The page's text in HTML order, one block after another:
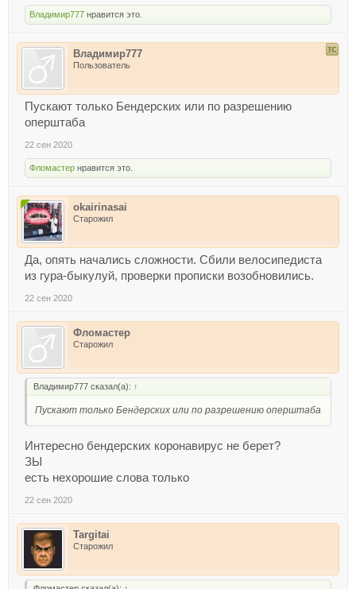
Владимир777 нравится это.
Владимир777
Пользователь
Пускают только Бендерских или по разрешению
оперштаба
22 сен 2020
Фломастер нравится это.
okairinasai
Старожил
Да, опять начались сложности. Сбили велосипедиста
из гура-быкулуй, проверки прописки возобновились.
22 сен 2020
Фломастер
Старожил
Владимир777 сказал(а): ↑
Пускают только Бендерских или по разрешению оперштаба
Интересно бендерских коронавирус не берет?
ЗЫ
есть нехорошие слова только
22 сен 2020
Targitai
Старожил